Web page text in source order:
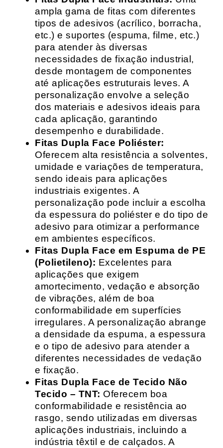
ampla gama de fitas com diferentes
tipos de adesivos (acrílico, borracha,
etc.) e suportes (espuma, filme, etc.)
para atender às diversas
necessidades de fixação industrial,
desde montagem de componentes
até aplicações estruturais leves. A
personalização envolve a seleção
dos materiais e adesivos ideais para
cada aplicação, garantindo
desempenho e durabilidade.
Fitas Dupla Face Poliéster:
Oferecem alta resistência a solventes,
umidade e variações de temperatura,
sendo ideais para aplicações
industriais exigentes. A
personalização pode incluir a escolha
da espessura do poliéster e do tipo de
adesivo para otimizar a performance
em ambientes específicos.
Fitas Dupla Face em Espuma de PE
(Polietileno): Excelentes para
aplicações que exigem
amortecimento, vedação e absorção
de vibrações, além de boa
conformabilidade em superfícies
irregulares. A personalização abrange
a densidade da espuma, a espessura
e o tipo de adesivo para atender a
diferentes necessidades de vedação
e fixação.
Fitas Dupla Face de Tecido Não
Tecido – TNT: Oferecem boa
conformabilidade e resistência ao
rasgo, sendo utilizadas em diversas
aplicações industriais, incluindo a
indústria têxtil e de calçados. A